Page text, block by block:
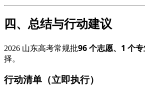
四、总结与行动建议
2026 山东高考常规批96 个志愿、1 个
择。
行动清单（立即执行）